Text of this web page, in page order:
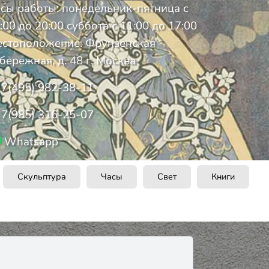
работы: понедельник-пятница с
до 20:00 суббота с 11:00 до 17:00
Фрунзенская
д. 48 г. Москва
982-38-11
316-25-07
Whatsapp
Скульптура Часы Свет Книги